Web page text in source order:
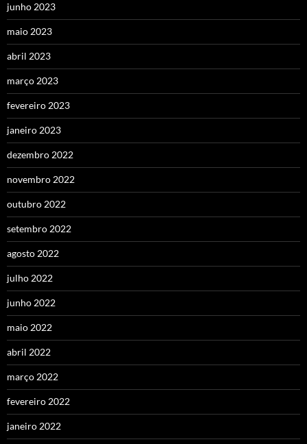
junho 2023
maio 2023
abril 2023
março 2023
fevereiro 2023
janeiro 2023
dezembro 2022
novembro 2022
outubro 2022
setembro 2022
agosto 2022
julho 2022
junho 2022
maio 2022
abril 2022
março 2022
fevereiro 2022
janeiro 2022